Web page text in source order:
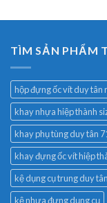
TÌM SẢN PHẨM
hộp đựng ốc vít duy tân
khay nhựa hiệp thành
khay phụ tùng duy tân
khay đựng ốc vít hiệp
kệ dụng cụ trung duy tân
kệ nhựa đựng dụng cụ